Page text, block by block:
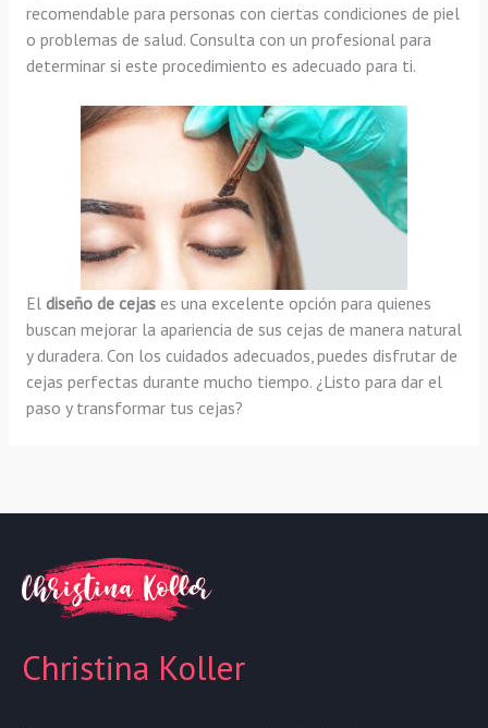
recomendable para personas con ciertas condiciones de piel
o problemas de salud. Consulta con un profesional para
determinar si este procedimiento es adecuado para ti.
El diseño de cejases una excelente opción para quienes
buscan mejorar la apariencia de sus cejas de manera natural
y duradera. Con los cuidados adecuados, puedes disfrutar de
cejas perfectas durante mucho tiempo. ¿Listo para dar el
paso y transformar tus cejas?
Christina Koller